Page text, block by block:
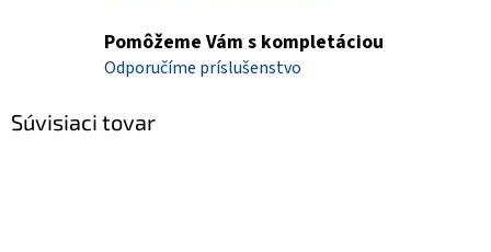
Pomôžeme Vám s kompletáciou
Odporučíme príslušenstvo
Súvisiaci tovar